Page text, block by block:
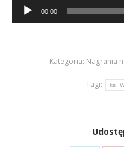
Odtwarzacz
plików
00:00
Kategoria: Nagrania
Tagi: ks.